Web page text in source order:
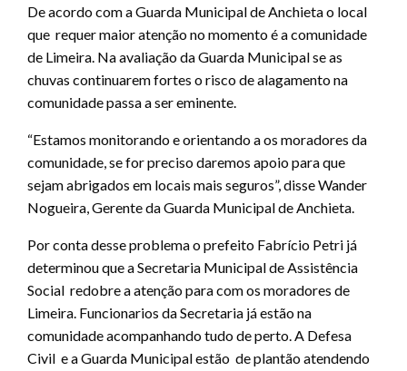
De acordo com a Guarda Municipal de Anchieta o local
que requer maior atenção no momento é a comunidade
de Limeira. Na avaliação da Guarda Municipal se as
chuvas continuarem fortes o risco de alagamento na
comunidade passa a ser eminente.
“Estamos monitorando e orientando a os moradores da
comunidade, se for preciso daremos apoio para que
sejam abrigados em locais mais seguros”, disse Wander
Nogueira, Gerente da Guarda Municipal de Anchieta.
Por conta desse problema o prefeito Fabrício Petri já
determinou que a Secretaria Municipal de Assistência
Social redobre a atenção para com os moradores de
Limeira. Funcionarios da Secretaria já estão na
comunidade acompanhando tudo de perto. A Defesa
Civil e a Guarda Municipal estão de plantão atendendo